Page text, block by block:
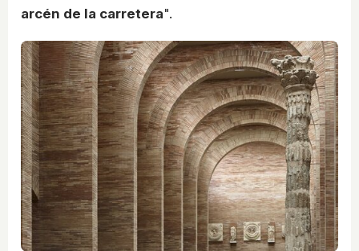
arcén de la carretera".